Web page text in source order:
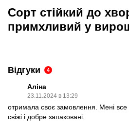
Сорт стійкий до
примхливий у
Відгуки 4
Аліна
23.11.2024 в 13:29
отримала своє замовлення. Мені
свіжі і добре запаковані.